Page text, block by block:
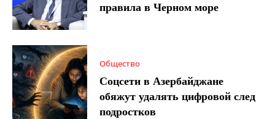
правила в Черном море
Общество
Соцсети в Азербайджане
обяжут удалять цифровой след
подростков